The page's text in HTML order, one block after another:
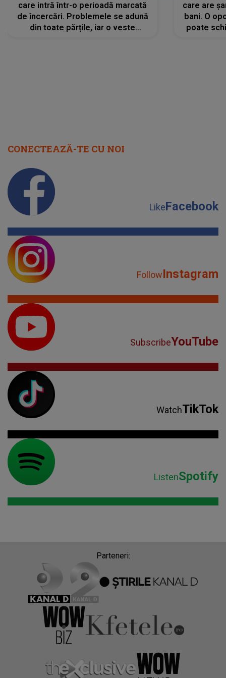
care intră într-o perioadă marcată
de încercări. Problemele se adună
din toate părțile, iar o veste
care are
bani. O
poate
CONECTEAZĂ-TE CU NOI
LikeFacebook
FollowInstagram
SubscribeYouTube
WatchTikTok
ListenSpotify
Parteneri: